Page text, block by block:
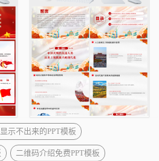
示不出来的PPT模板
二维码介绍免费PPT模板